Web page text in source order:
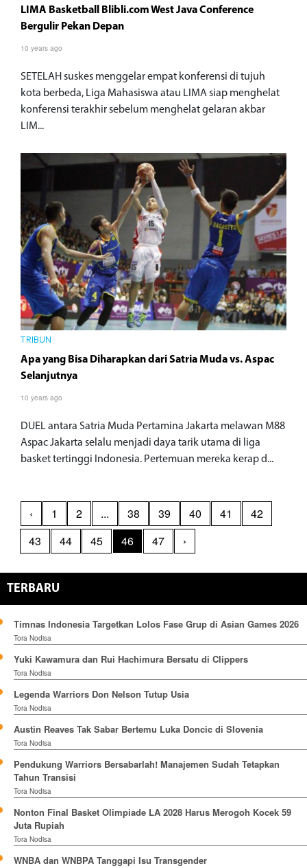
LIMA Basketball Blibli.com West Java Conference
Bergulir Pekan Depan
10 years ago
SETELAH suskes menggelar empat konferensi di tujuh
kota berbeda, Liga Mahasiswa atau LIMA siap menghelat
konferensi terakhir sebelum menghelat gelaran akbar
LIM...
TRIBUN
Apa yang Bisa Diharapkan dari Satria Muda vs. Aspac
Selanjutnya
10 years ago
DUEL antara Satria Muda Pertamina Jakarta melawan M88
Aspac Jakarta selalu menjadi daya tarik utama di liga
basket tertinggi Indonesia. Pertemuan mereka kerap d...
‹ 1 2 ... 38 39 40 41
42
43
44 45 46 47 ›
TERBARU
Timnas Indonesia Targetkan Lolos Fase Grup di Asian Games 2026
Tora Nodisa
Yuki Kawamura dan Rui Hachimura Bersatu di Clippers
Tora Nodisa
Legenda Warriors Don Nelson Tutup Usia
Tora Nodisa
Austin Reaves Tak Sabar Bertemu Luka Doncic di Slovenia
Tora Nodisa
Pendukung Warriors Bersabarlah! Manajemen Sudah Tetapkan
Tahun Transisi
Tora Nodisa
Nonton Final Basket Olimpiade LA 2028 Harus Merogoh Kocek 59
Juta Rupiah
Tora Nodisa
WNBA dan WNBPA Tanggapi Isu Transgender